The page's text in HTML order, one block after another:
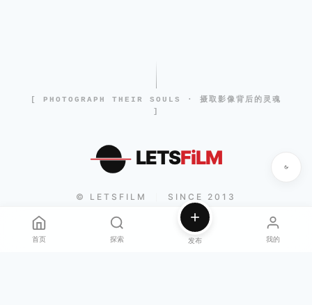
[ PHOTOGRAPH THEIR SOULS · 摄取影像背后的灵魂
]
LETSFiLM
© LETSFILM SINCE 2013
首页 探索 发布 我的